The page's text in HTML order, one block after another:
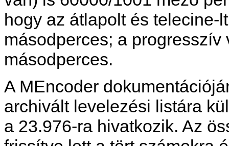
hogy az átlapolt és telecine-
másodperces; a
másodperces.
A MEncoder
archivált levelezési listára
a 23.976-ra hivatkozik. Az